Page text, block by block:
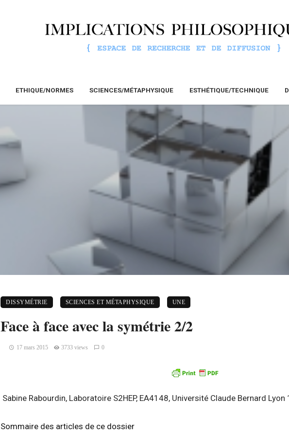
ETHIQUE/NORMES SCIENCES/MÉTAPHYSIQUE ESTHÉTIQUE/TECHNIQUE
DISSYMÉTRIE SCIENCES ET MÉTAPHYSIQUE UNE
Face à face avec la symétrie 2/2
17 mars 2015 3733 views 0
Sabine Rabourdin, Laboratoire S2HEP, EA4148, Université Claude Bernard Lyon
Sommaire des articles de ce dossier